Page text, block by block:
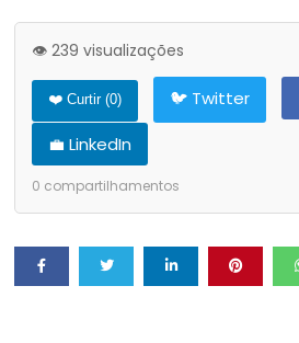
👁️ 239 visualizações
❤️ Curtir (0) 🐦 Twitter
💼 LinkedIn
0 compartilhamentos